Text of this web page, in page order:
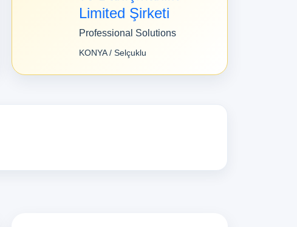
Limited Şirketi
Professional Solutions
KONYA / Selçuklu